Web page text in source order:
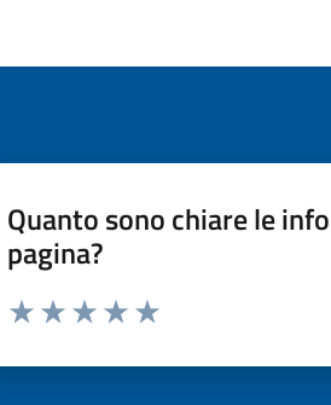
Quanto sono chiare le
pagina?
Valuta da 1 a 5 stelle la pagina